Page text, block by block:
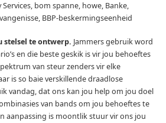
bom spanne, howe, Banke,
BBP-beskermingseenheid
stelsel te ontwerp. Jammers gebruik word
en die beste geskik is vir jou behoeftes
van steur zenders vir elke
is so baie verskillende draadlose
vandag, dat ons kan jou help om jou doel
van bands om jou behoeftes te
aanpassing is moontlik stuur vir ons jou